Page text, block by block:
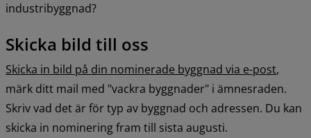
industribyggnad?
Skicka bild till oss
Skicka in bild på din nominerade byggnad via e-post,
märk ditt mail med "vackra byggnader" i ämnesraden.
Skriv vad det är för typ av byggnad och adressen. Du kan
skicka in nominering fram till sista augusti.